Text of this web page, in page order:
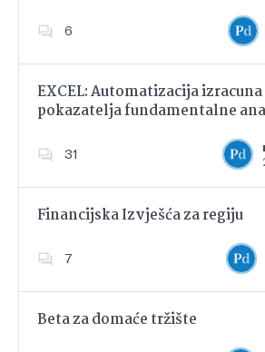
6
Dodajte u
EXCEL: Automatizacija izracuna
pokazatelja fundamentalne
31
Dodajte
Financijska Izvješća za regiju
7
Dodajte
Beta za domaće tržište